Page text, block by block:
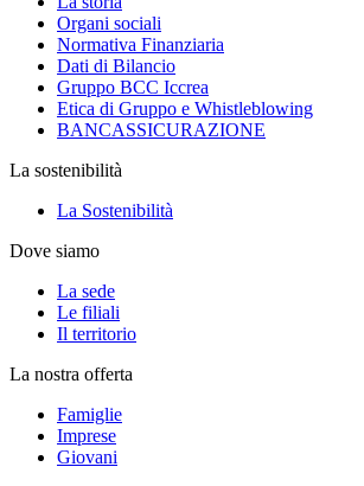
Organi sociali
Normativa Finanziaria
Dati di Bilancio
Gruppo BCC Iccrea
Etica di Gruppo e Whistleblowing
BANCASSICURAZIONE
La sostenibilità
La Sostenibilità
Dove siamo
La sede
Le filiali
Il territorio
La nostra offerta
Famiglie
Imprese
Giovani